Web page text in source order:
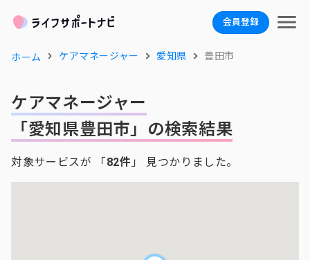
会員登録
ホーム ケアマネージャー 愛知県 豊田市
ケアマネージャー
「愛知県豊田市」の検索結果
対象サービスが 「82件 」 見つかりました。